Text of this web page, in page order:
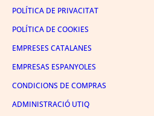
POLÍTICA DE PRIVACITAT
POLÍTICA DE COOKIES
EMPRESES CATALANES
EMPRESAS ESPANYOLES
CONDICIONS DE COMPRAS
ADMINISTRACIÓ UTIQ